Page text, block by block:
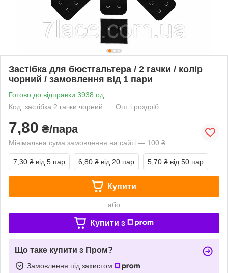
Застібка для бюстгальтера / 2 гачки / колір
чорний / замовлення від 1 пари
Готово до відправки 3938 од.
Код: застібка 2 гачки чорний
Опт і роздріб
7,80 ₴/пара
Мінімальна сума замовлення на сайті — 100 ₴
7,30 ₴ від 5 пар 6,80 ₴ від 20 пар 5,70 ₴ від 50 пар
Купити
або
Купити з
Що таке купити з Пром?
Замовлення під захистом